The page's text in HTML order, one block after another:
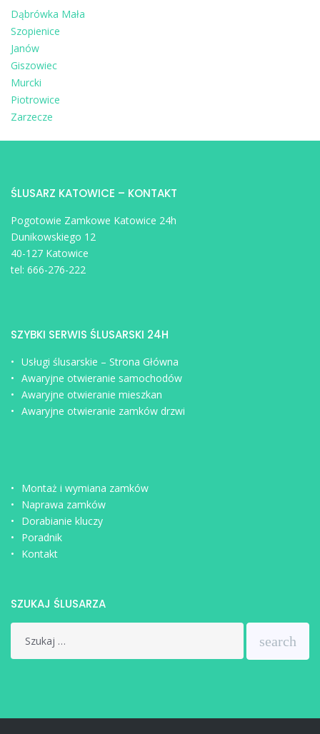
Dąbrówka Mała
Szopienice
Janów
Giszowiec
Murcki
Piotrowice
Zarzecze
ŚLUSARZ KATOWICE – KONTAKT
Pogotowie Zamkowe Katowice 24h
Dunikowskiego 12
40-127 Katowice
tel: 666-276-222
SZYBKI SERWIS ŚLUSARSKI 24H
Usługi ślusarskie – Strona Główna
Awaryjne otwieranie samochodów
Awaryjne otwieranie mieszkan
Awaryjne otwieranie zamków drzwi
Montaż i wymiana zamków
Naprawa zamków
Dorabianie kluczy
Poradnik
Kontakt
SZUKAJ ŚLUSARZA
search